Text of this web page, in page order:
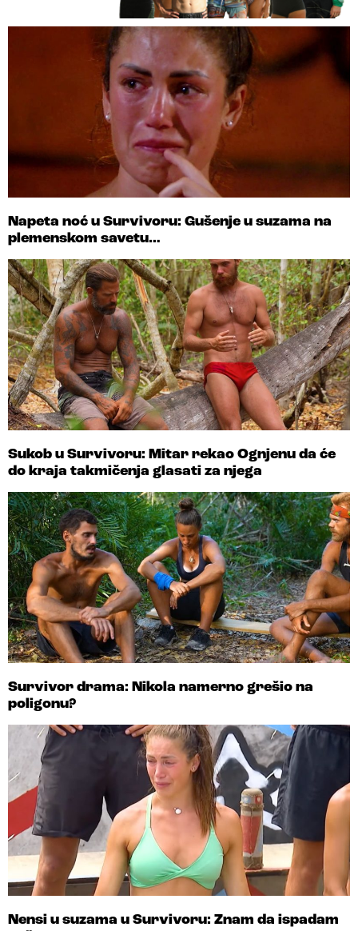
Napeta noć u Survivoru: Gušenje u suzama na
plemenskom savetu…
Sukob u Survivoru: Mitar rekao Ognjenu da će
do kraja takmičenja glasati za njega
Survivor drama: Nikola namerno grešio na
poligonu?
Nensi u suzama u Survivoru: Znam da ispadam